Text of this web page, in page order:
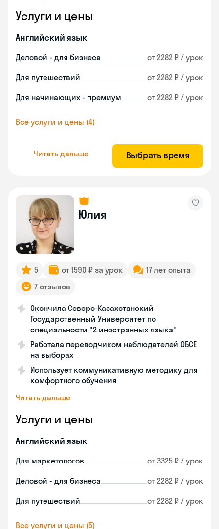
Услуги и цены
Английский язык
Деловой - для бизнеса от 2282 ₽ / урок
Для путешествий от 2282 ₽ / урок
Для начинающих - премиум от 2282 ₽ / урок
Все услуги и цены (4)
Читать дальше Выбрать время
Юлия
5 от 1590 ₽ за урок
17 лет опыта
7 отзывов
Окончила Северо-Казахстанский
Государственный Университет по
специальности "2 иностранных языка"
Работала переводчиком наблюдателей ОБСЕ
на выборах
Использует коммуникативную методику для
комфортного обучения
Читать дальше
Услуги и цены
Английский язык
Для маркетологов от 3325 ₽ / урок
Деловой - для бизнеса от 2282 ₽ / урок
Для путешествий от 2282 ₽ / урок
Все услуги и цены (5)